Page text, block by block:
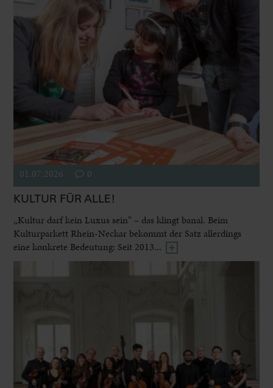
01.07.2026 0
KULTUR FÜR ALLE!
„Kultur darf kein Luxus sein“ – das klingt banal. Beim
Kulturparkett Rhein-Neckar bekommt der Satz allerdings
eine konkrete Bedeutung: Seit 2013...